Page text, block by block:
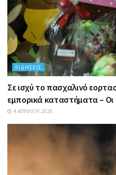
ΕΙΔΉΣΕΙΣ
Σε ισχύ το πασχαλινό
εμπορικά καταστήματα – Οι
4 ΑΠΡΙΛΊΟΥ 2026